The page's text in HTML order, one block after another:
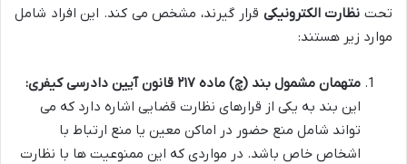
تحت نظارت الکترونیکی قرار گیرند، مشخص می کند. این افراد شامل
موارد زیر هستند:
متهمان مشمول بند (چ) ماده ۲۱۷ قانون آیین دادرسی کیفری:
این بند به یکی از قرارهای نظارت قضایی اشاره دارد که می
تواند شامل منع حضور در اماکن معین یا منع ارتباط با
اشخاص خاص باشد. در مواردی که این ممنوعیت ها با نظارت